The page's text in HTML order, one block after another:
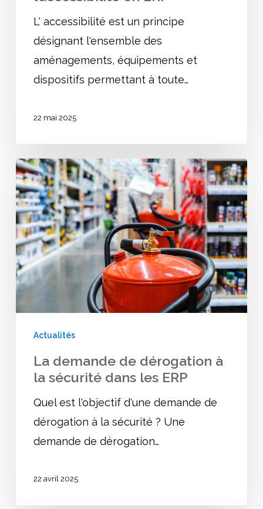
L' accessibilité est un principe
désignant l'ensemble des
aménagements, équipements et
dispositifs permettant à toute…
22 mai 2025
La
demande
de
dérogation
à
la
sécurité
ERP
Actualités
La demande de dérogation à
la sécurité dans les ERP
Quel est l'objectif d'une demande de
dérogation à la sécurité ? Une
demande de dérogation…
22 avril 2025